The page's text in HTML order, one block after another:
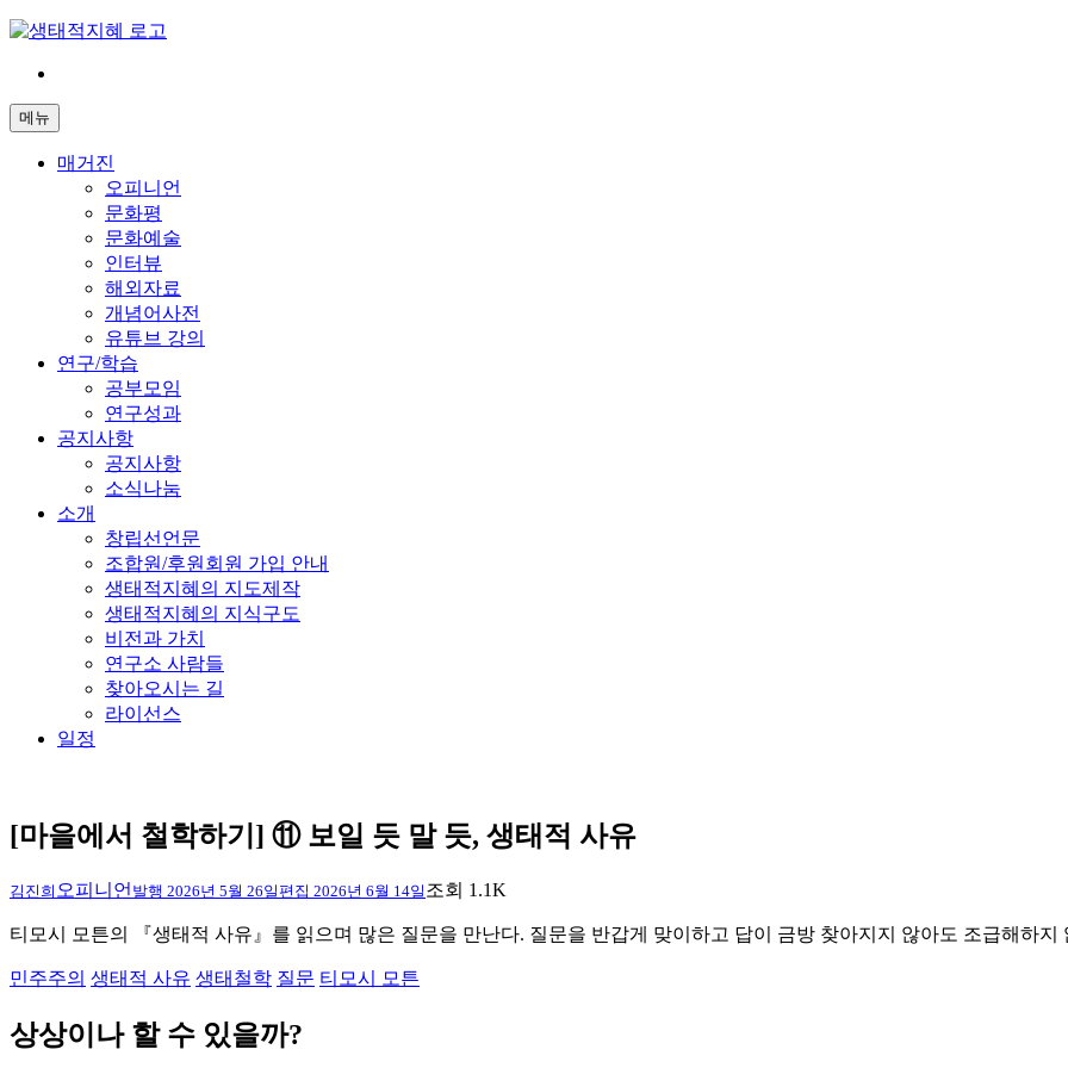
Skip
content
은
메뉴
매거진
오피니언
문화평
문화예술
인터뷰
해외자료
개념어사전
유튜브 강의
연구/학습
공부모임
연구성과
공지사항
공지사항
소식나눔
소개
창립선언문
조합원/후원회원 가입 안내
생태적지혜의 지도제작
생태적지혜의 지식구도
비전과 가치
연구소 사람들
찾아오시는 길
라이선스
일정
[마을에서 철학하기] ⑪ 보일 듯 말 듯, 생태적 사유
김진희 오피니언 발행 2026년 5월 26일 편집 2026년 6월 14일 조회 1.1K
티모시 모튼의 『생태적 사유』를 읽으며 많은 질문을 만난다. 질문을 반갑게 맞이하고 답이 금방 찾아지지 않아도 조급해하지
민주주의 생태적 사유 생태철학 질문 티모시 모튼
상상이나 할 수 있을까?